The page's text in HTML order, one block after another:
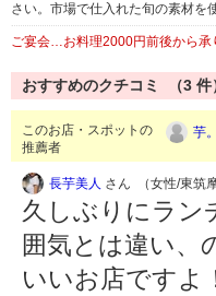
さい。市場で仕入れた旬の素材を
ご宴会…お料理2000円前後から承
おすすめのクチコミ （3 件
このお店・スポットの
推薦者
芋。
長芋美人 さん （女性/東筑
久しぶりにラン
囲気とは違い、
いいお店ですよ